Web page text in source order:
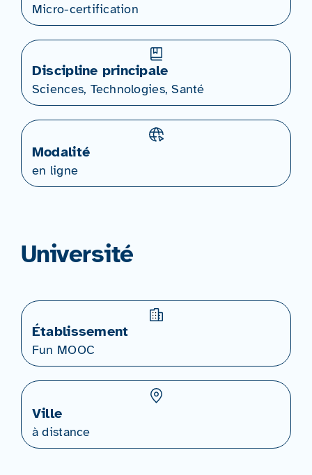
Micro-certification
Discipline principale
Sciences, Technologies, Santé
Modalité
en ligne
Université
Établissement
Fun MOOC
Ville
à distance